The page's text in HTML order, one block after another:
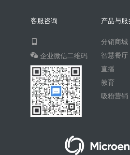
商城
游戏 租赁合同 上门
小程序商城 saas AI音
招聘 AI小程序
体育馆网球篮球羽毛球
驾校小程序
AI数字人 交互数字人
客服咨询
企业微信二维码
产品与服
分销商城
智慧餐厅
直播
教育
吸粉营销